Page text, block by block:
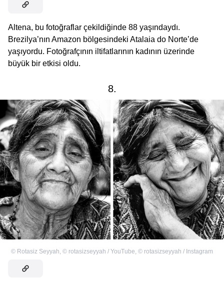
Altena, bu fotoğraflar çekildiğinde 88 yaşındaydı.
Brezilya’nın Amazon bölgesindeki Atalaia do Norte’de
yaşıyordu. Fotoğrafçının iltifatlarının kadının üzerinde
büyük bir etkisi oldu.
8.
© Rotasiz Seyyah © rotasizseyyah / YouTube © rotasizseyyah / Instagram